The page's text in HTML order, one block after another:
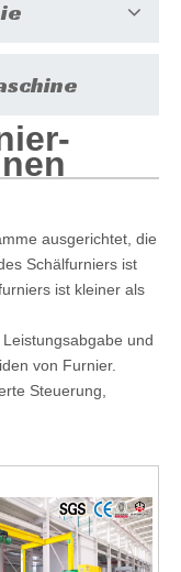
ausgerichtet, die
Schälfurniers ist
ist kleiner als
und
von Furnier.
Steuerung,